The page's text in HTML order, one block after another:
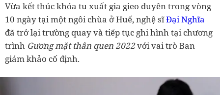
Vừa kết thúc khóa tu xuất gia gieo duyên trong vòng
10 ngày tại một ngôi chùa ở Huế, nghệ sĩĐại Nghĩa
đã trở lại trường quay và tiếp tục ghi hình tại chương
trình Gương mặt thân quen 2022với vai trò Ban
giám khảo cố định.